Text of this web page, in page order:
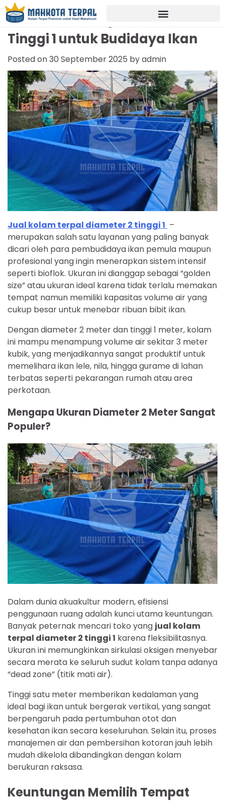
Jual Kolam Terpal Diameter 2
Tinggi 1 untuk Budidaya Ikan
Posted on30 September 2025 byadmin
Jual kolam terpal diameter 2 tinggi 1 –
merupakan salah satu layanan yang paling banyak
dicari oleh para pembudidaya ikan pemula maupun
profesional yang ingin menerapkan sistem intensif
seperti bioflok. Ukuran ini dianggap sebagai “golden
size” atau ukuran ideal karena tidak terlalu memakan
tempat namun memiliki kapasitas volume air yang
cukup besar untuk menebar ribuan bibit ikan.
Dengan diameter 2 meter dan tinggi 1 meter, kolam
ini mampu menampung volume air sekitar 3 meter
kubik, yang menjadikannya sangat produktif untuk
memelihara ikan lele, nila, hingga gurame di lahan
terbatas seperti pekarangan rumah atau area
perkotaan.
Mengapa Ukuran Diameter 2 Meter Sangat
Populer?
Dalam dunia akuakultur modern, efisiensi
penggunaan ruang adalah kunci utama keuntungan.
Banyak peternak mencari toko yang jual kolam
terpal diameter 2 tinggi 1 karena fleksibilitasnya.
Ukuran ini memungkinkan sirkulasi oksigen menyebar
secara merata ke seluruh sudut kolam tanpa adanya
“dead zone” (titik mati air).
Tinggi satu meter memberikan kedalaman yang
ideal bagi ikan untuk bergerak vertikal, yang sangat
berpengaruh pada pertumbuhan otot dan
kesehatan ikan secara keseluruhan. Selain itu, proses
manajemen air dan pembersihan kotoran jauh lebih
mudah dikelola dibandingkan dengan kolam
berukuran raksasa.
Keuntungan Memilih Tempat